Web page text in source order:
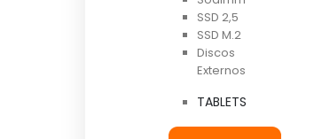
SSD 2,5
SSD M.2
Discos
Externos
TABLETS